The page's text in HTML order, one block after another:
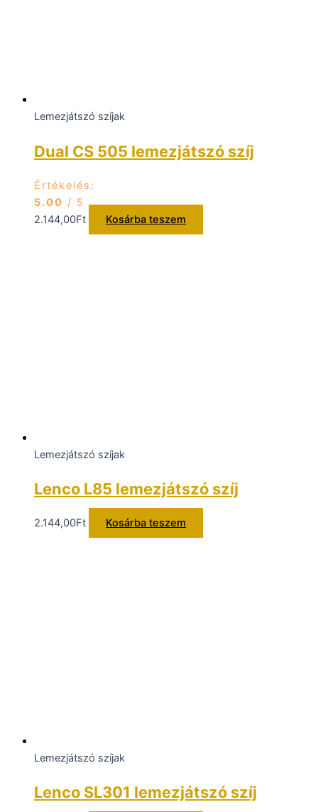
Lemezjátszó szíjak
Dual CS 505 lemezjátszó szíj
Értékelés:
5.00 / 5
2.144,00Ft Kosárba teszem
Lemezjátszó szíjak
Lenco L85 lemezjátszó szíj
2.144,00Ft Kosárba teszem
Lemezjátszó szíjak
Lenco SL301 lemezjátszó szíj